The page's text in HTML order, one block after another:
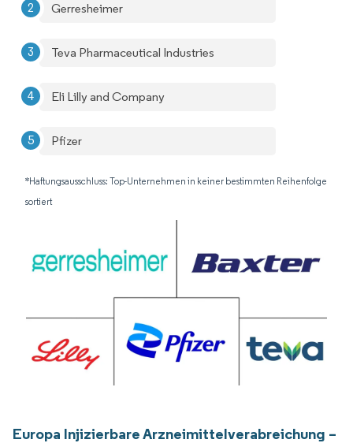
Gerresheimer
Teva Pharmaceutical Industries
Eli Lilly and Company
Pfizer
*Haftungsausschluss: Top-Unternehmen in keiner bestimmten Reihenfolge
sortiert
Europa Injizierbare Arzneimittelverabreichung –